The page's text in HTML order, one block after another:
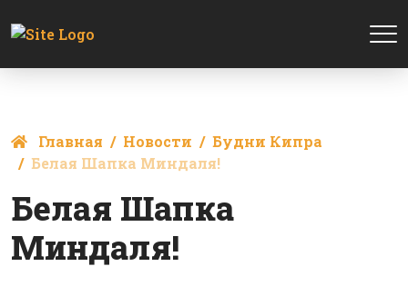
Главная Новости
Будни Кипра
Белая Шапка Миндаля!
Белая Шапка
Миндаля!